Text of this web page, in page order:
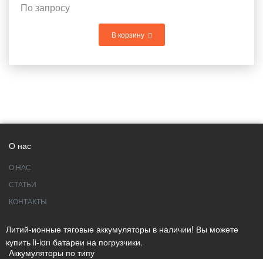
По запросу
В корзину
О нас
О НАС
СТАТЬИ
КОНТАКТЫ
Литий-ионные тяговые аккумуляторы в наличии! Вы можете
купить li-ion батареи на погрузчики.
Аккумуляторы по типу